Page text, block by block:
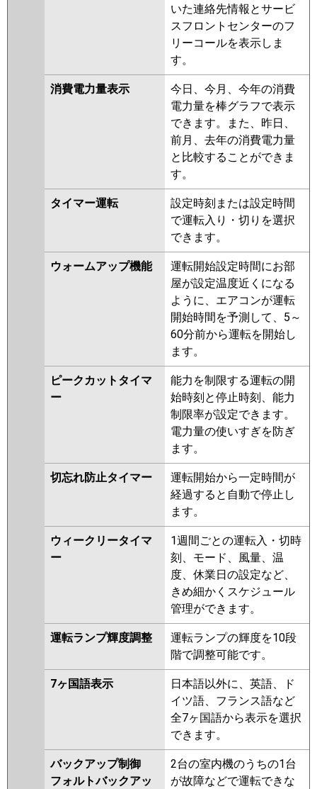
いた連絡先情報とサービ
スフロントセンターのフ
リーコールを表示しま
す。
消費電力量表示
今日、今月、今年の消費
電力量を棒グラフで表示
できます。また、昨日、
前月、去年の消費電力量
と比較することができま
す。
タイマー運転
設定時刻または設定時間
で運転入り・切りを選択
できます。
ウォームアップ機能
運転開始設定時間にお部
屋が設定温度近くになる
ように、エアコンが運転
開始時間を予測して、5～
60分前から運転を開始し
ます。
ピークカットタイマ
ー
能力を制限する運転の開
始時刻と停止時刻、能力
制限率が設定できます。
電力量の使いすぎを防ぎ
ます。
切忘れ防止タイマー
運転開始から一定時間が
経過すると自動で停止し
ます。
ウィークリータイマ
ー
1週間ごとの運転入・切時
刻、モード、風量、温
度、休業日の設定など、
きめ細かくスケジュール
管理ができます。
運転ランプ輝度調整
運転ランプの輝度を10段
階で調整可能です。
7ヶ国語表示
日本語以外に、英語、ド
イツ語、フランス語など
全7ヶ国語から表示を選択
できます。
バックアップ制御
フォルトバックアッ
2台の室内機のうちの1台
が故障などで運転できな